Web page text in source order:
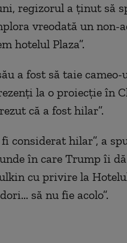
regizorul a ținut să
vreodată un non-
hotelul Plaza”.
a fost să taie cameo-
la o proiecție în
că a fost hilar”.
considerat hilar”, a
în care Trump îi
cu privire la Hotelul
să nu fie acolo”.